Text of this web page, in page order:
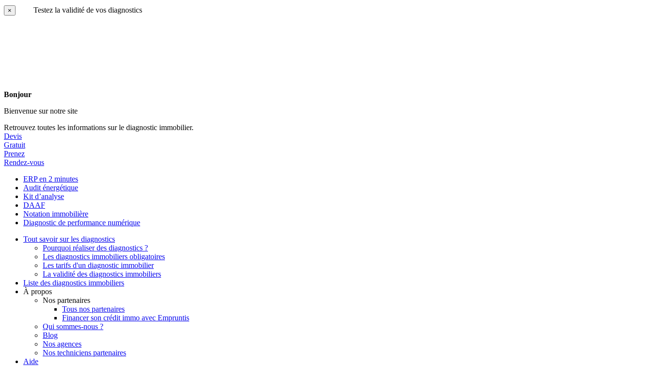
× Testez la validité de vos diagnostics
Bonjour
Bienvenue sur notre site
Retrouvez toutes les informations sur le diagnostic immobilier.
Devis
Gratuit
Prenez
Rendez-vous
ERP en 2 minutes
Audit énergétique
Kit d’analyse
DAAF
Notation immobilière
Diagnostic de performance numérique
Tout savoir sur les diagnostics
Pourquoi réaliser des diagnostics ?
Les diagnostics immobiliers obligatoires
Les tarifs d'un diagnostic immobilier
La validité des diagnostics immobiliers
Liste des diagnostics immobiliers
À propos
Nos partenaires
Tous nos partenaires
Financer son crédit immo avec Empruntis
Qui sommes-nous ?
Blog
Nos agences
Nos techniciens partenaires
Aide